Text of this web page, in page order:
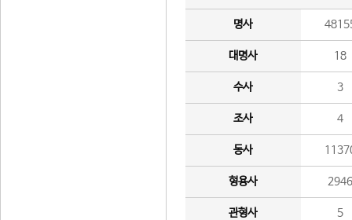
명사
대명사 18
수사 3
조사 4
동사
형용사 2946
관형사 5